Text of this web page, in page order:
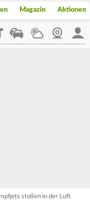
Magazin Aktionen
StaupilotWetterWebcam
stoßen in der Luft